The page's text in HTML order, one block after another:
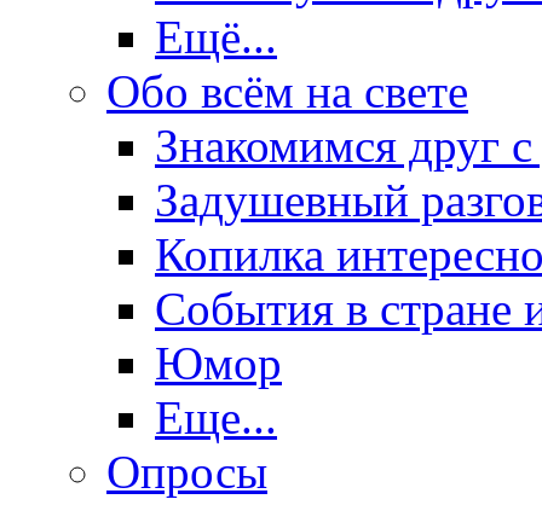
Ещё...
Обо всём на свете
Знакомимся друг
Задушевный
Копилка
События в стране
Юмор
Еще...
Опросы